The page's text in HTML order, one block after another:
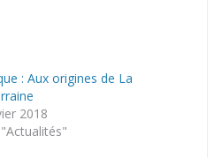
: Aux origines de La
2018